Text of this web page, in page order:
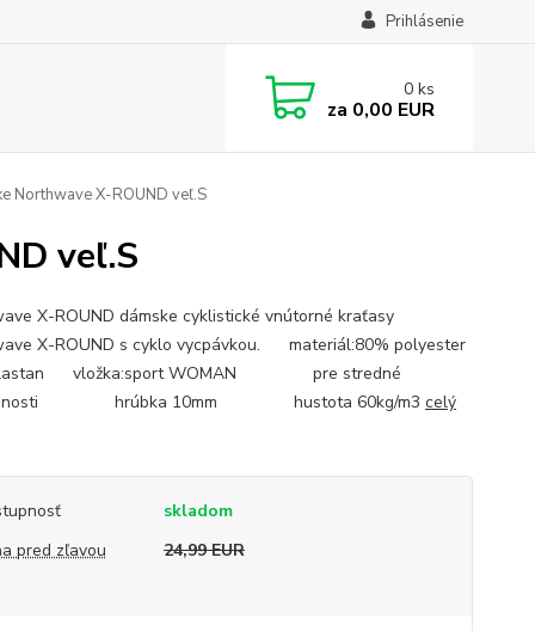
Prihlásenie
0 ks
za 0,00 EUR
Northwave X-ROUND veľ.S
veľ.S
X-ROUND dámske cyklistické vnútorné kraťasy
X-ROUND s cyklo vycpávkou. materiál:80% polyester
vložka:sport WOMAN pre stredné
hrúbka 10mm hustota 60kg/m3 celý
skladom
pred zľavou
24,99 EUR